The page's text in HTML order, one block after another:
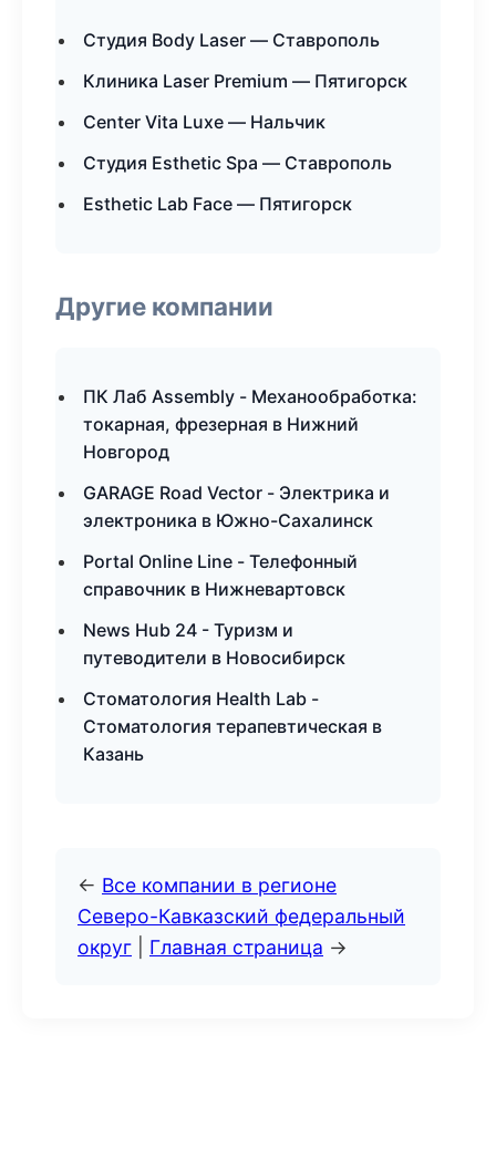
Студия Body Laser — Ставрополь
Клиника Laser Premium — Пятигорск
Center Vita Luxe — Нальчик
Студия Esthetic Spa — Ставрополь
Esthetic Lab Face — Пятигорск
Другие компании
ПК Лаб Assembly - Механообработка:
токарная, фрезерная в Нижний
Новгород
GARAGE Road Vector - Электрика и
электроника в Южно-Сахалинск
Portal Online Line - Телефонный
справочник в Нижневартовск
News Hub 24 - Туризм и
путеводители в Новосибирск
Стоматология Health Lab -
Стоматология терапевтическая в
Казань
← Все компании в регионе
Северо-Кавказский федеральный
округ
Главная страница →